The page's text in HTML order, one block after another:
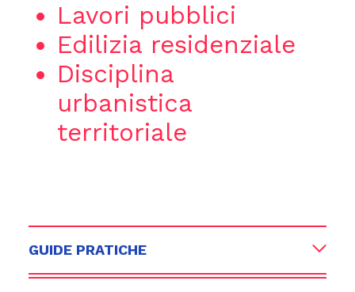
Lavori pubblici
Edilizia residenziale
Disciplina
urbanistica
territoriale
GUIDE PRATICHE